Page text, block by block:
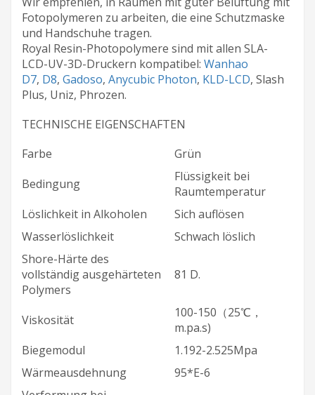
Fotopolymeren zu arbeiten, die eine Schutzmaske
und Handschuhe tragen.
Royal Resin-Photopolymere sind mit allen SLA-
LCD-UV-3D-Druckern kompatibel: Wanhao
D7, D8, Gadoso, Anycubic Photon, KLD-LCD, Slash
Plus, Uniz, Phrozen.
TECHNISCHE EIGENSCHAFTEN
Farbe
Grün
Bedingung
Flüssigkeit bei
Raumtemperatur
Löslichkeit in Alkoholen
Sich auflösen
Wasserlöslichkeit
Schwach löslich
Shore-Härte des
vollständig ausgehärteten
Polymers
81 D.
Viskosität
100-150（25℃，
m.pa.s)
Biegemodul
1.192-2.525Mpa
Wärmeausdehnung
95*E-6